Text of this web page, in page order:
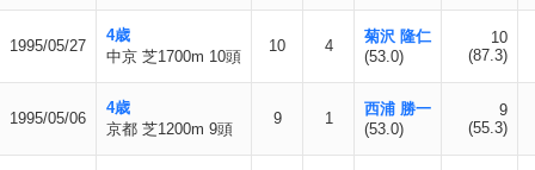
1995/05/27
4歳
中京 芝1700m 10頭
10 4
菊沢 隆仁
(53.0)
10
(87.3)
1995/05/06
4歳
京都 芝1200m 9頭
9 1
西浦 勝一
(53.0)
9
(55.3)